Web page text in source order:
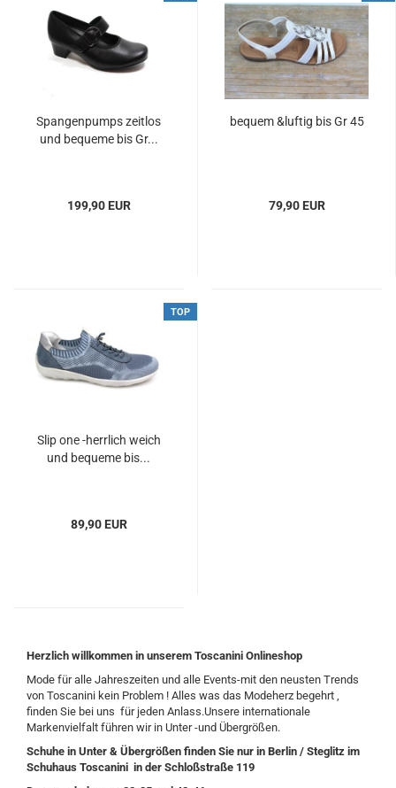
Spangenpumps zeitlos
und bequeme bis Gr...
199,90 EUR
bequem &luftig bis Gr 45
79,90 EUR
TOP
Slip one -herrlich weich
und bequeme bis...
89,90 EUR
Herzlich willkommen in unserem Toscanini Onlineshop
Mode für alle Jahreszeiten und alle Events-mit den neusten Trends
von Toscanini kein Problem ! Alles was das Modeherz begehrt ,
finden Sie bei uns für jeden Anlass.Unsere internationale
Markenvielfalt führen wir in Unter -und Übergrößen.
Schuhe in Unter & Übergrößen finden Sie nur in Berlin / Steglitz im
Schuhaus Toscanini in der Schloßstraße 119